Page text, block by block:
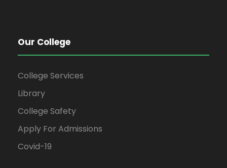
Our College
College Services
Library
College Safety
Apply For Admissions
Covid-19